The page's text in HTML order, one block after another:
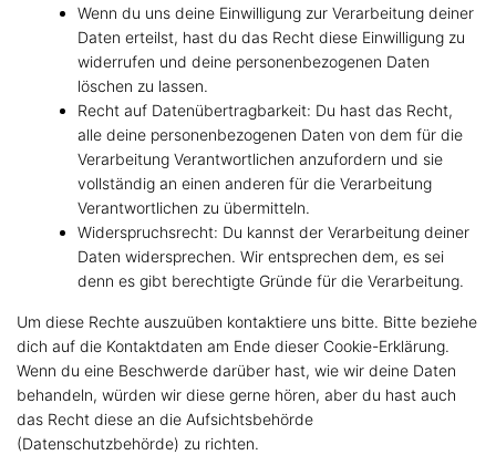
Wenn du uns deine Einwilligung zur Verarbeitung deiner
Daten erteilst, hast du das Recht diese Einwilligung zu
widerrufen und deine personenbezogenen Daten
löschen zu lassen.
Recht auf Datenübertragbarkeit: Du hast das Recht,
alle deine personenbezogenen Daten von dem für die
Verarbeitung Verantwortlichen anzufordern und sie
vollständig an einen anderen für die Verarbeitung
Verantwortlichen zu übermitteln.
Widerspruchsrecht: Du kannst der Verarbeitung deiner
Daten widersprechen. Wir entsprechen dem, es sei
denn es gibt berechtigte Gründe für die Verarbeitung.
Um diese Rechte auszuüben kontaktiere uns bitte. Bitte beziehe
dich auf die Kontaktdaten am Ende dieser Cookie-Erklärung.
Wenn du eine Beschwerde darüber hast, wie wir deine Daten
behandeln, würden wir diese gerne hören, aber du hast auch
das Recht diese an die Aufsichtsbehörde
(Datenschutzbehörde) zu richten.